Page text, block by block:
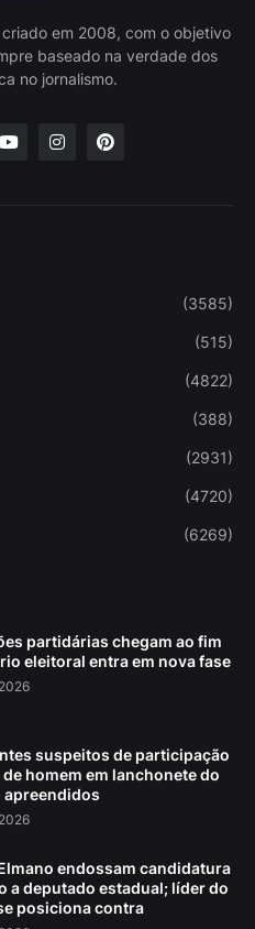
em 2008, com o objetivo
baseado na verdade dos
no jornalismo.
(3585)
(515)
(4822)
(388)
(2931)
(4720)
(6269)
partidárias chegam ao fim
eleitoral entra em nova fase
suspeitos de participação
homem em lanchonete do
apreendidos
endossam candidatura
a deputado estadual; líder do
posiciona contra